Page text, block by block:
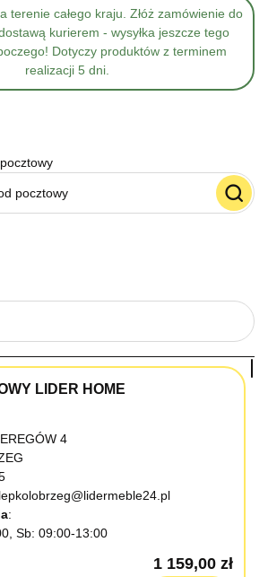
terenie całego kraju. Złóż zamówienie do
kurierem - wysyłka jeszcze tego
Dotyczy produktów z terminem
realizacji 5 dni.
LIDER HOME
4
Sb: 09:00-13:00
1 159,00 zł